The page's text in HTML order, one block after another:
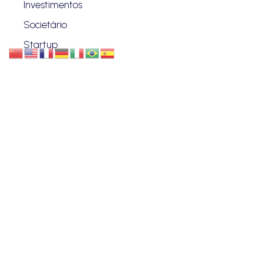
Investimentos
Societário
Startup